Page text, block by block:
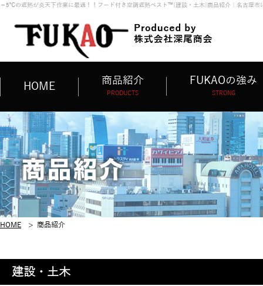
－5℃の遮熱が炎天下作業に最適！！フード付き空調遮熱ベスト™|建設・土木|商品紹介｜名古屋
HOME 商品紹介
PRODUCTS
FUKAOの強み
STRONG
HOME > 商品紹介
建設・土木